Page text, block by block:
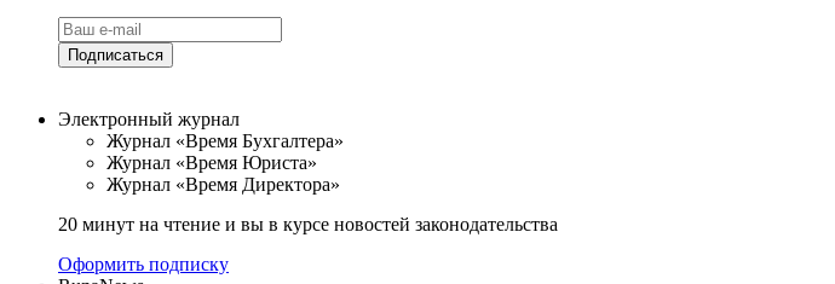
Подписаться
Электронный журнал
Журнал «Время Бухгалтера»
Журнал «Время Юриста»
Журнал «Время Директора»
20 минут на чтение и вы в курсе новостей законодательства
Оформить подписку